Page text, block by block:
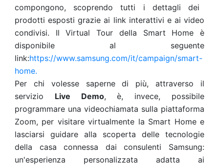
compongono, scoprendo tutti i dettagli dei
prodotti esposti grazie ai link interattivi e ai video
condivisi. Il Virtual Tour della Smart Home è
disponibile al seguente
link:https://www.samsung.com/it/campaign/smart-
home.
Per chi volesse saperne di più, attraverso il
servizio Live Demo, è, invece, possibile
programmare una videochiamata sulla piattaforma
Zoom, per visitare virtualmente la Smart Home e
lasciarsi guidare alla scoperta delle tecnologie
della casa connessa dai consulenti Samsung:
un'esperienza personalizzata adatta ai